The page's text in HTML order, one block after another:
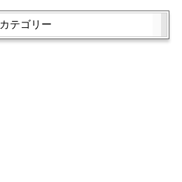
カテゴリー